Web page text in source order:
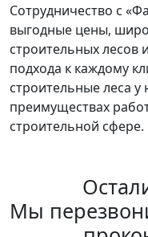
Сотрудничество с
выгодные цены,
строительных лесов
подхода к каждому
строительные леса у
преимуществах
строительной сфере.
Мы